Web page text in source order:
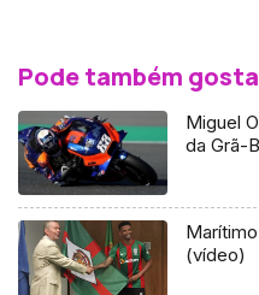
Pode também
Miguel
da Grã-
(vídeo)